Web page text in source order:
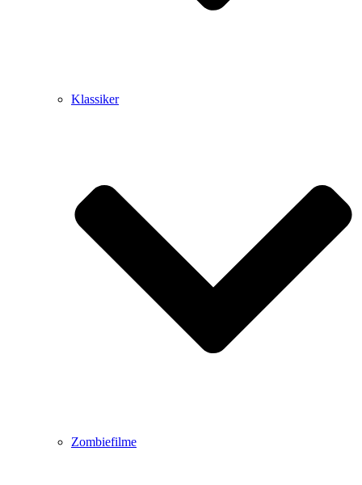
Klassiker
Zombiefilme